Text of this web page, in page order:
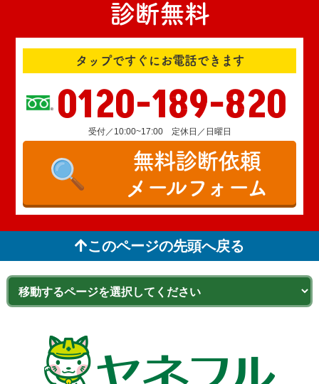
診断無料
タップですぐにお電話できます
0120-189-820
受付／10:00~17:00 定休日／日曜日
無料診断依頼
メールフォーム
このページの先頭へ戻る